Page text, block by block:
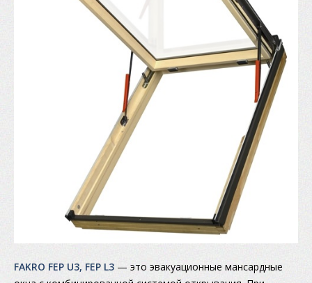
FAKRO FEP U3, FEP L3 — это эвакуационные мансардные